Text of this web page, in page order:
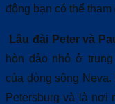
động bạn có thể
Lâu đài Peter và
hòn đảo nhỏ ở
của dòng sông
Petersburg và là nơi